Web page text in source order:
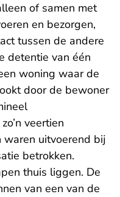
of samen met
en bezorgen,
tussen de andere
detentie van één
woning waar de
door de bewoner
veertien
waren uitvoerend bij
betrokken.
thuis liggen. De
van een van de